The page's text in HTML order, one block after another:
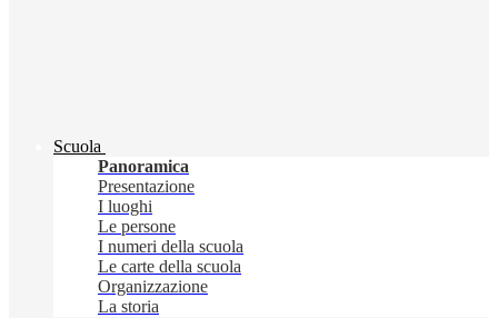
Scuola
Panoramica
Presentazione
I luoghi
Le persone
I numeri della scuola
Le carte della scuola
Organizzazione
La storia